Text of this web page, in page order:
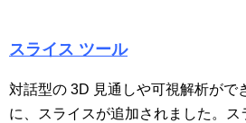
スライス ツール
対話型の 3D 見通しや可視解析がで
に、スライスが追加されました。